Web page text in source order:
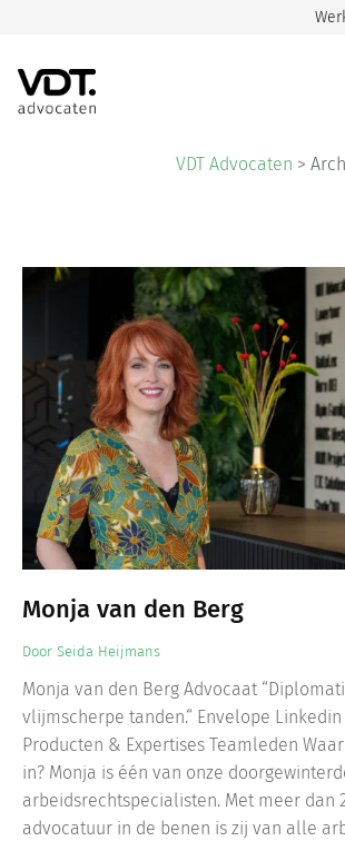
VDT Advocaten >
Monja van den Berg
Door Seida Heijmans
Monja van den Berg Advocaat
vlijmscherpe tanden.“ Envelope
Producten & Expertises Teamleden
in? Monja is één van onze
arbeidsrechtspecialisten. Met meer dan
advocatuur in de benen is zij van alle